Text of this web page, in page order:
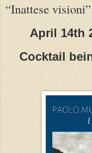
“Inattese visioni”
April 14th
Cocktail